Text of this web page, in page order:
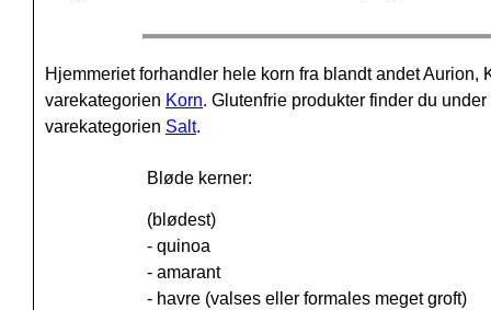
Hjemmeriet forhandler hele korn fra blandt andet
varekategorien Korn. Glutenfrie produkter finder du
varekategorien Salt.
Bløde kerner:
(blødest)
- quinoa
- amarant
- havre (valses eller formales meget groft)